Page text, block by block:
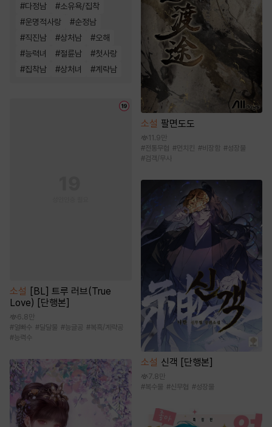
#다정남 #소유욕/집착
#운명적사랑 #순정남
#직진남 #상처남 #오해
#능력녀 #절륜남 #첫사랑
#집착남 #상처녀 #계략남
소설
[BL] 트루 러브(True
Love) [단행본]
6.8만
#얼빠수 #달달물 #능글공 #복흑/계략공
#능력수
소설 팔면도도
11.9만
#전통무협 #먼치킨 #비장함 #성장물
#검객/무사
소설 신객 [단행본]
7.8만
#복수물 #신무협 #성장물